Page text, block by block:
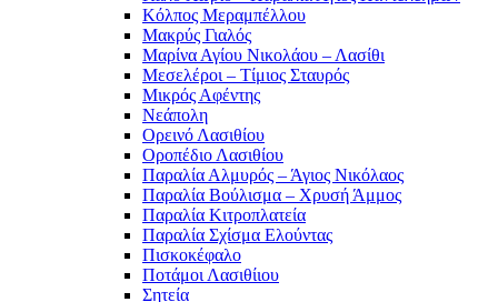
Κόλπος Μεραμπέλλου
Μακρύς Γιαλός
Μαρίνα Αγίου Νικολάου – Λασίθι
Μεσελέροι – Τίμιος Σταυρός
Μικρός Αφέντης
Νεάπολη
Ορεινό Λασιθίου
Οροπέδιο Λασιθίου
Παραλία Αλμυρός – Άγιος Νικόλαος
Παραλία Βούλισμα – Χρυσή Άμμος
Παραλία Κιτροπλατεία
Παραλία Σχίσμα Ελούντας
Πισκοκέφαλο
Ποτάμοι Λασιθίιου
Σητεία